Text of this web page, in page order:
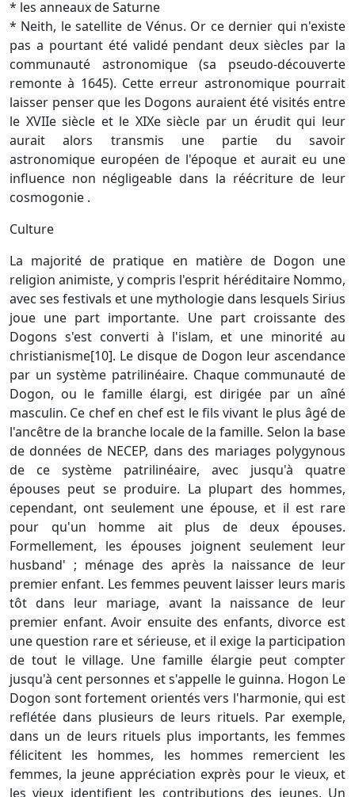
* les anneaux de Saturne
* Neith, le satellite de Vénus. Or ce dernier qui n'existe
pas a pourtant été validé pendant deux siècles par la
communauté astronomique (sa pseudo-découverte
remonte à 1645). Cette erreur astronomique pourrait
laisser penser que les Dogons auraient été visités entre
le XVIIe siècle et le XIXe siècle par un érudit qui leur
aurait alors transmis une partie du savoir
astronomique européen de l'époque et aurait eu une
influence non négligeable dans la réécriture de leur
cosmogonie .
Culture
La majorité de pratique en matière de Dogon une
religion animiste, y compris l'esprit héréditaire Nommo,
avec ses festivals et une mythologie dans lesquels Sirius
joue une part importante. Une part croissante des
Dogons s'est converti à l'islam, et une minorité au
christianisme[10]. Le disque de Dogon leur ascendance
par un système patrilinéaire. Chaque communauté de
Dogon, ou le famille élargi, est dirigée par un aîné
masculin. Ce chef en chef est le fils vivant le plus âgé de
l'ancêtre de la branche locale de la famille. Selon la base
de données de NECEP, dans des mariages polygynous
de ce système patrilinéaire, avec jusqu'à quatre
épouses peut se produire. La plupart des hommes,
cependant, ont seulement une épouse, et il est rare
pour qu'un homme ait plus de deux épouses.
Formellement, les épouses joignent seulement leur
husband' ; ménage des après la naissance de leur
premier enfant. Les femmes peuvent laisser leurs maris
tôt dans leur mariage, avant la naissance de leur
premier enfant. Avoir ensuite des enfants, divorce est
une question rare et sérieuse, et il exige la participation
de tout le village. Une famille élargie peut compter
jusqu'à cent personnes et s'appelle le guinna. Hogon Le
Dogon sont fortement orientés vers l'harmonie, qui est
reflétée dans plusieurs de leurs rituels. Par exemple,
dans un de leurs rituels plus importants, les femmes
félicitent les hommes, les hommes remercient les
femmes, la jeune appréciation exprès pour le vieux, et
les vieux identifient les contributions des jeunes. Un